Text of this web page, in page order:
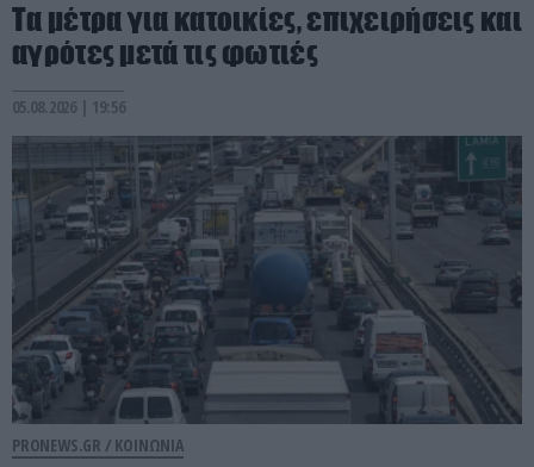
Τα μέτρα για κατοικίες, επιχειρήσεις και
αγρότες μετά τις φωτιές
05.08.2026 | 19:56
PRONEWS.GR / ΚΟΙΝΩΝΙΑ